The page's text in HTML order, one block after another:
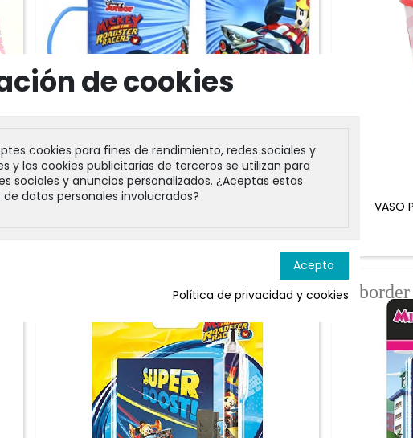
VASO
favorite_border
de cookies
cookies para fines de rendimiento, redes sociales y
y las cookies publicitarias de terceros se utilizan para
sociales y anuncios personalizados. ¿Aceptas estas
datos personales involucrados?
Política de privacidad y cookies